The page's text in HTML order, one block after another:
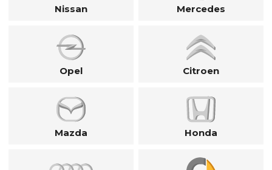
Nissan Mercedes
Opel Citroen
Mazda Honda